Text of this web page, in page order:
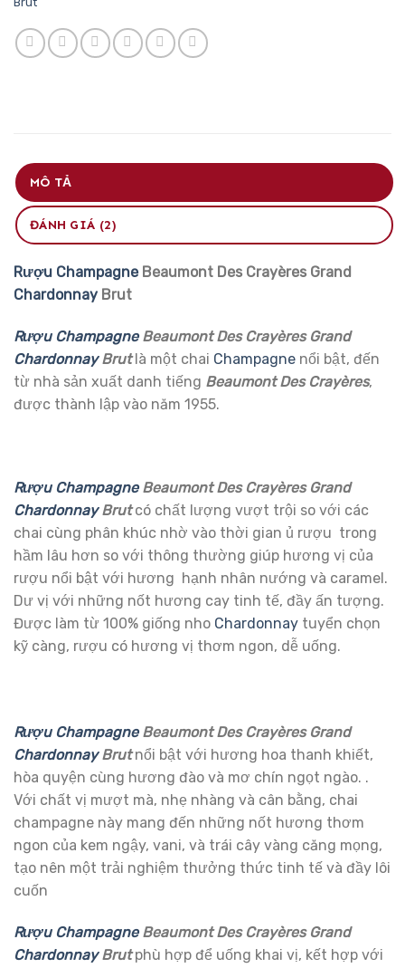
MÔ TẢ
ĐÁNH GIÁ (2)
Rượu ChampagneBeaumont Des Crayères Grand
Chardonnay Brut
Rượu ChampagneBeaumont Des Crayères Grand
ChardonnayBrutlà một chai Champagne nổi bật, đến
từ nhà sản xuất danh tiếng Beaumont Des Crayères,
được thành lập vào năm 1955.
Rượu ChampagneBeaumont Des Crayères Grand
ChardonnayBrutcó chất lượng vượt trội so với các
chai cùng phân khúc nhờ vào thời gian ủ rượu trong
hầm lâu hơn so với thông thường giúp hương vị của
rượu nổi bật với hương hạnh nhân nướng và caramel.
Dư vị với những nốt hương cay tinh tế, đầy ấn tượng.
Được làm từ 100% giống nho Chardonnay tuyển chọn
kỹ càng, rượu có hương vị thơm ngon, dễ uống.
Rượu ChampagneBeaumont Des Crayères Grand
ChardonnayBrutnổi bật với hương hoa thanh khiết,
hòa quyện cùng hương đào và mơ chín ngọt ngào. .
Với chất vị mượt mà, nhẹ nhàng và cân bằng, chai
champagne này mang đến những nốt hương thơm
ngon của kem ngậy, vani, và trái cây vàng căng mọng,
tạo nên một trải nghiệm thưởng thức tinh tế và đầy lôi
cuốn
Rượu ChampagneBeaumont Des Crayères Grand
ChardonnayBrutphù hợp để uống khai vị, kết hợp với